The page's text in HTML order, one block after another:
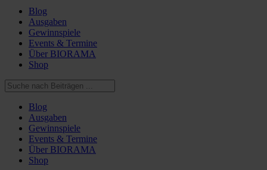
Blog
Ausgaben
Gewinnspiele
Events & Termine
Über BIORAMA
Shop
Blog
Ausgaben
Gewinnspiele
Events & Termine
Über BIORAMA
Shop